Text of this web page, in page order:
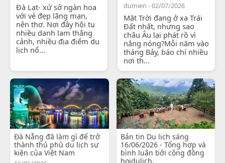
Đà Lạt- xứ sở ngàn hoa
với vẻ đẹp lãng mạn,
nên thơ. Nơi đây hội tụ
nhiều danh lam thắng
cảnh, nhiều địa điểm du
lịch nổ...
dumien - 02/07/2026
Mặt Trời đang ở xa Trái
Đất nhất, nhưng sao
châu Âu lại phát rồ vì
nắng nóng?Mỗi năm vào
tháng Bảy, báo chí nhiều
nơi th...
Đà Nẵng đã làm gì để trở
thành thủ phủ du lịch sự
kiện của Việt Nam
Bản tin Du lịch sáng
16/06/2026 - Tổng hợp và
bình luận bởi cộng đồng
hoidulich.